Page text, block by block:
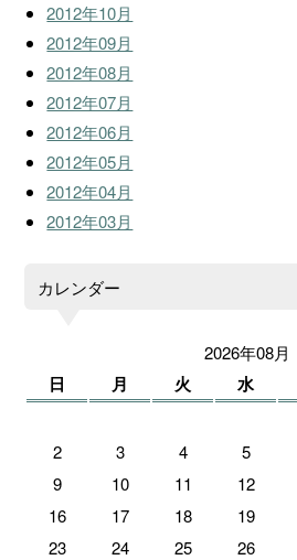
2012年10月
2012年09月
2012年08月
2012年07月
2012年06月
2012年05月
2012年04月
2012年03月
カレンダー
2026年08月
日 月 火 水
2
3 4 5
9
10 11 12
16
17 18 19
23
24 25 26